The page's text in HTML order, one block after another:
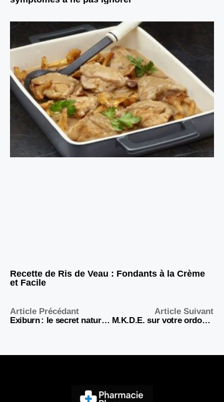
Recette de Ris de Veau : Fondants à la Crème
et Facile
Article Précédant
Exiburn : le secret naturel pour activer la graisse brune et perdre du poids sans contraintes
Article Suivant
M.K.D.E. sur votre ordonnance : ce que cache vraiment ce sigle essentiel pour votre santé